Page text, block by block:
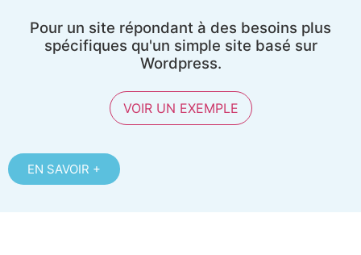
Pour un site répondant à des besoins plus
spécifiques qu'un simple site basé sur
Wordpress.
VOIR UN EXEMPLE
EN SAVOIR +